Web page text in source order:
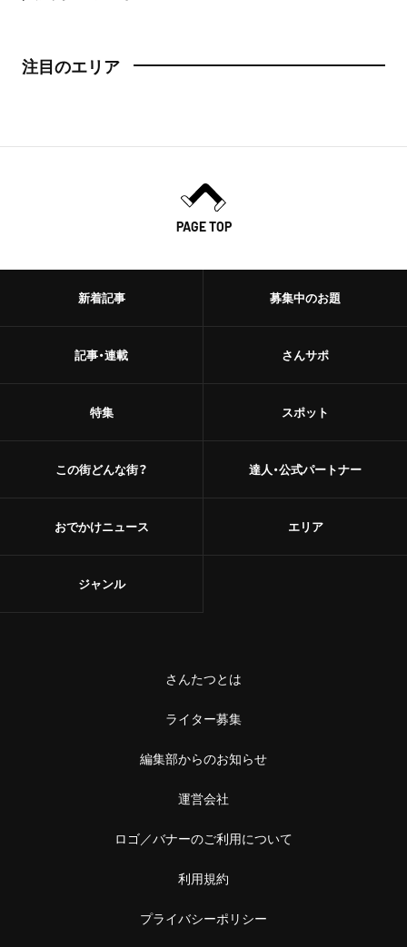
注目のエリア
PAGE TOP
新着記事
記事・連載
特集
この街どんな街？
おでかけニュース
募集中のお題
さんサポ
スポット
達人・公式パートナー
エリア
ジャンル
さんたつとは
ライター募集
編集部からのお知らせ
運営会社
ロゴ／バナーのご利用について
利用規約
プライバシーポリシー